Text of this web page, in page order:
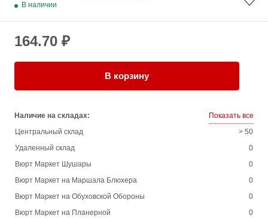
В наличии
164.70 ₽
В корзину
Наличие на складах:
Показать все
Центральный склад
> 50
Удаленный склад
0
Вюрт Маркет Шушары
0
Вюрт Маркет на Маршала Блюхера
0
Вюрт Маркет на Обуховской Обороны
0
Вюрт Маркет на Планерной
0